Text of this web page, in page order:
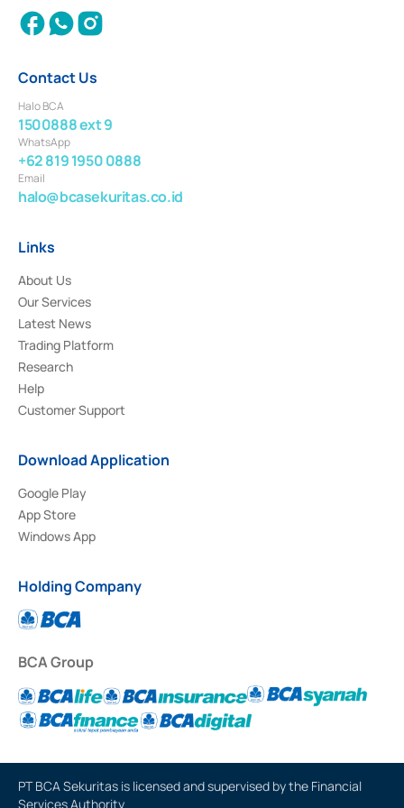
Contact Us
Halo BCA
1500888 ext 9
WhatsApp
+62 819 1950 0888
Email
halo@bcasekuritas.co.id
Links
About Us
Our Services
Latest News
Trading Platform
Research
Help
Customer Support
Download Application
Google Play
App Store
Windows App
Holding Company
BCA Group
PT BCA Sekuritas is licensed and supervised by the Financial
Services Authority